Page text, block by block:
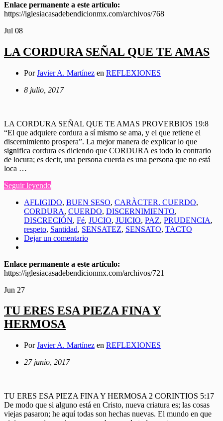
Enlace permanente a este artículo:
https://iglesiacasadebendicionmx.com/archivos/768
Jul 08
LA CORDURA SEÑAL QUE TE AMAS
PorJavier A. Martínez en REFLEXIONES
8 julio, 2017
LA CORDURA SEÑAL QUE TE AMAS PROVERBIOS 19:8
“El que adquiere cordura a sí mismo se ama, y el que retiene el
discernimiento prospera”. La mejor manera de explicar lo que
significa cordura es diciendo que CORDURA es todo lo contrario
de locura; es decir, una persona cuerda es una persona que no está
loca …
Seguir leyendo
AFLIGIDO, BUEN SESO, CARÀCTER. CUERDO,
CORDURA, CUERDO, DISCERNIMIENTO,
DISCRECIÓN, Fé, JUCIO, JUICIO, PAZ, PRUDENCIA,
respeto, Santidad, SENSATEZ, SENSATO, TACTO
Dejar un comentario
Enlace permanente a este artículo:
https://iglesiacasadebendicionmx.com/archivos/721
Jun 27
TU ERES ESA PIEZA FINA Y
HERMOSA
PorJavier A. Martínez en REFLEXIONES
27 junio, 2017
TU ERES ESA PIEZA FINA Y HERMOSA 2 CORINTIOS 5:17
De modo que si alguno está en Cristo, nueva criatura es; las cosas
viejas pasaron; he aquí todas son hechas nuevas. El mundo en que